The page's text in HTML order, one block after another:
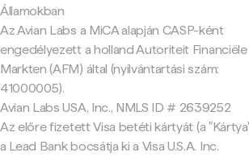
Államokban
Az Avian Labs a MiCA alapján CASP-ként
engedélyezett a holland Autoriteit Financiële
Markten (AFM) által (nyilvántartási szám:
41000005).
Avian Labs USA, Inc., NMLS ID # 2639252
Az előre fizetett Visa betéti kártyát (a
a Lead Bank bocsátja ki a Visa U.S.A. Inc.